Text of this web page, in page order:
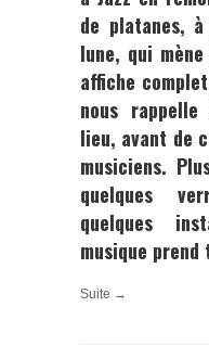
de platanes,
lune, qui
affiche
nous rappelle
lieu, avant de
musiciens.
quelques
quelques
musique
Suite →